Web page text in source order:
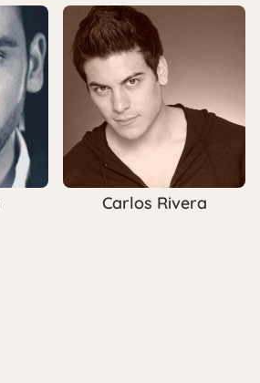
Carlos Rivera